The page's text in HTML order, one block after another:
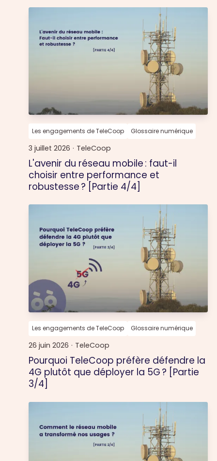
L'avenir du réseau mobile : faut-il
choisir entre performance et
robustesse ? [Partie 4/4]
Les engagements de TeleCoop Glossaire numérique
3 juillet 2026 · TeleCoop
Pourquoi TeleCoop préfère défendre la
4G plutôt que déployer la 5G ? [Partie
3/4]
Les engagements de TeleCoop Glossaire numérique
26 juin 2026 · TeleCoop